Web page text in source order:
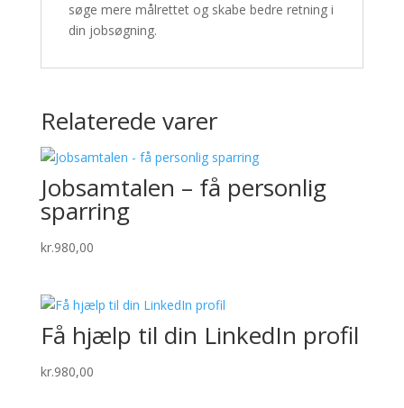
søge mere målrettet og skabe bedre retning i
din jobsøgning.
Relaterede varer
Jobsamtalen – få personlig
sparring
kr.980,00
Få hjælp til din LinkedIn profil
kr.980,00